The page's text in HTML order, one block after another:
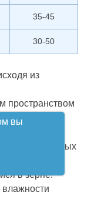
35-45
30-50
из
пространством
зерновых
в зерне.
вы